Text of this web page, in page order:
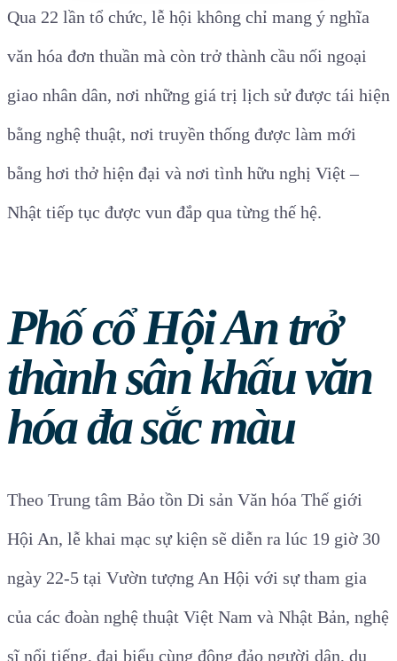
Qua 22 lần tổ chức, lễ hội không chỉ mang ý nghĩa
văn hóa đơn thuần mà còn trở thành cầu nối ngoại
giao nhân dân, nơi những giá trị lịch sử được tái hiện
bằng nghệ thuật, nơi truyền thống được làm mới
bằng hơi thở hiện đại và nơi tình hữu nghị Việt –
Nhật tiếp tục được vun đắp qua từng thế hệ.
Phố cổ Hội An trở
thành sân khấu văn
hóa đa sắc màu
Theo Trung tâm Bảo tồn Di sản Văn hóa Thế giới
Hội An, lễ khai mạc sự kiện sẽ diễn ra lúc 19 giờ 30
ngày 22-5 tại Vườn tượng An Hội với sự tham gia
của các đoàn nghệ thuật Việt Nam và Nhật Bản, nghệ
sĩ nổi tiếng, đại biểu cùng đông đảo người dân, du